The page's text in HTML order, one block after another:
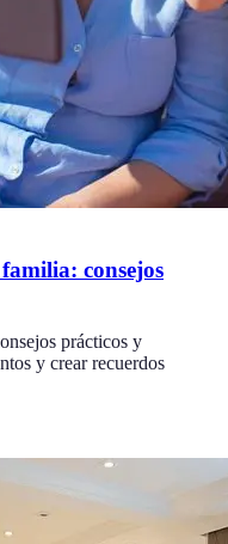
consejos
prácticos y
y crear recuerdos